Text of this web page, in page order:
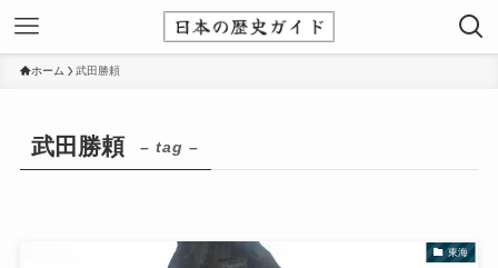
ホーム 武田勝頼
武田勝頼 – tag –
東海